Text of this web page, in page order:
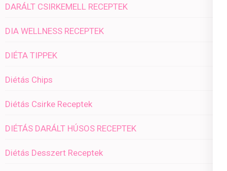
DARÁLT CSIRKEMELL RECEPTEK
DIA WELLNESS RECEPTEK
DIÉTA TIPPEK
Diétás Chips
Diétás Csirke Receptek
DIÉTÁS DARÁLT HÚSOS RECEPTEK
Diétás Desszert Receptek